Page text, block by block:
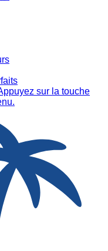
sur la touche